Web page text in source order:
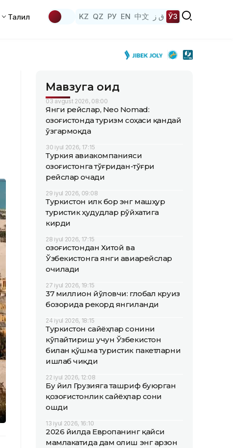
Таҳлил KZ QZ РУ EN 中文 ق ز ЎЗ
Мавзуга оид
03 avgust 2026, 08:00
Янги рейслар, Neo Nomad:
Қозоғистонда туризм соҳаси қандай
ўзгармоқда
30 iyul 2026, 17:15
Туркия авиакомпанияси
Қозоғистонга тўғридан-тўғри
рейслар очади
29 iyul 2026, 09:08
Туркистон илк бор энг машҳур
туристик ҳудудлар рўйхатига
кирди
28 iyul 2026, 17:15
Қозоғистондан Хитой ва
Ўзбекистонга янги авиарейслар
очилади
27 iyul 2026, 19:15
37 миллион йўловчи: глобал круиз
бозорида рекорд янгиланди
24 iyul 2026, 18:15
Туркистон сайёҳлар сонини
кўпайтириш учун Ўзбекистон
билан қўшма туристик пакетларни
ишлаб чиқди
22 iyul 2026, 12:08
Бу йил Грузияга ташриф буюрган
қозоғистонлик сайёҳлар сони
ошди
13 iyul 2026, 16:10
2026 йилда Европанинг қайси
мамлакатида дам олиш энг арзон